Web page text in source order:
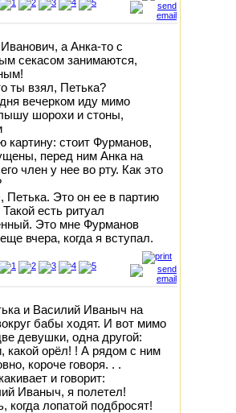
а Анка-то с
секасом занимаются,
ты взял, Петька?
вечерком иду мимо
шорохи и стоны,
картину: стоит Фурманов,
перед ним Анка на
член у нее во рту. Как это
Петька. Это он ее в партию
есть ритуал
Это мне Фурманов
вчера, когда я вступал.
и Василий Иваныч на
бабы ходят. И вот мимо
девушки, одна другой:
какой орёл! ! А рядом с ним
короче говоря. . .
и говорит:
Иваныч, я полетел!
когда лопатой подбросят!